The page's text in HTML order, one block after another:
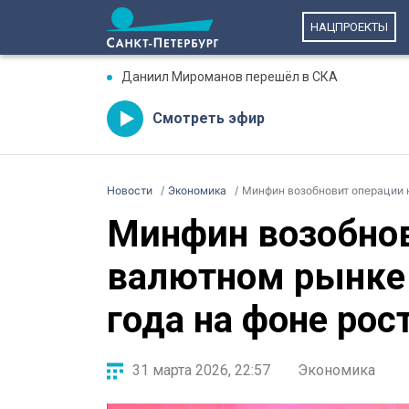
НАЦПРОЕКТЫ
Даниил Мироманов перешёл в СКА
Смотреть эфир
Новости Экономика Минфин возобновит
Минфин
валютном
года на фоне
31 марта 2026, 22:57 Экономика